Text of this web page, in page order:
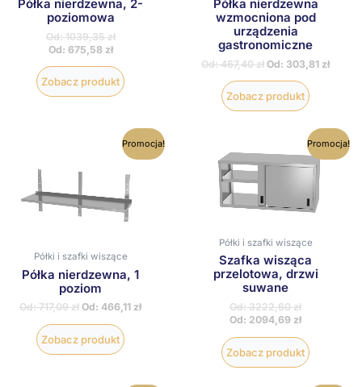
Półka nierdzewna, 2-
poziomowa
Od:1039,35zł
Od: 675,58 zł
Zobacz produkt
produktu
Półka nierdzewna
wzmocniona pod
urządzenia
gastronomiczne
Od:467,40zł Od: 303,81 zł
Zobacz produkt
produktu
Promocja!
Półki i szafki wiszące
Półka nierdzewna, 1
poziom
Od:717,09zł Od: 466,11 zł
Zobacz produkt
Ten
produkt
wiele
wariantów.
Opcje
można
stronie
produktu
Promocja!
Półki i szafki wiszące
Szafka wisząca
przelotowa, drzwi
suwane
Od:3222,60zł
Od: 2094,69 zł
Zobacz produkt
Ten
produkt
ma
wiele
Opcje
na
stronie
produktu